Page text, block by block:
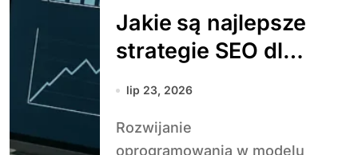
Jakie są najlepsze
strategie SEO dla
SaaS
lip 23, 2026
Rozwijanie
oprogramowania w modelu